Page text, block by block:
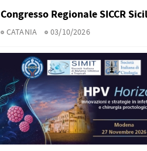
Congresso Regionale SICCR
CATANIA 03/10/2026